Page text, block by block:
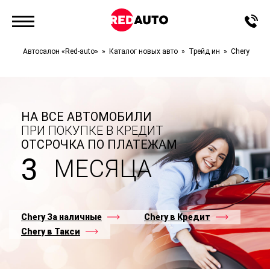
Автосалон «Red-auto» Каталог новых авто Трейд ин Chery
НА ВСЕ АВТОМОБИЛИ
ПРИ ПОКУПКЕ В КРЕДИТ
ОТСРОЧКА ПО ПЛАТЕЖАМ
3 МЕСЯЦА
Chery За наличные
Chery в Кредит
Chery в Такси